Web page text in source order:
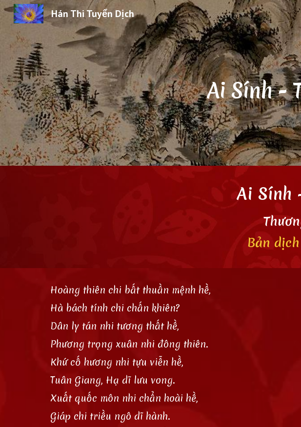
Skip to main content
Hán Thi Tuyển Dịch
Ai Sính -
Ai Sính
Bản
Hoàng thiên chi bất thuần mệnh hề,
Hà bách tính chi chấn khiên?
Dân ly tán nhi tương thất hề,
Phương trọng xuân nhi đông thiên.
Khứ cố hương nhi tựu viễn hề,
Tuân Giang, Hạ dĩ lưu vong.
Xuất quốc môn nhi chẩn hoài hề,
Giáp chi triều ngô dĩ hành.